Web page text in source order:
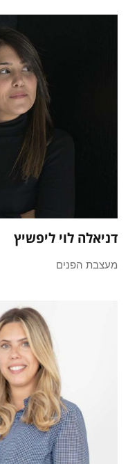
דניאלה לוי ליפשיץ
מעצבת הפנים